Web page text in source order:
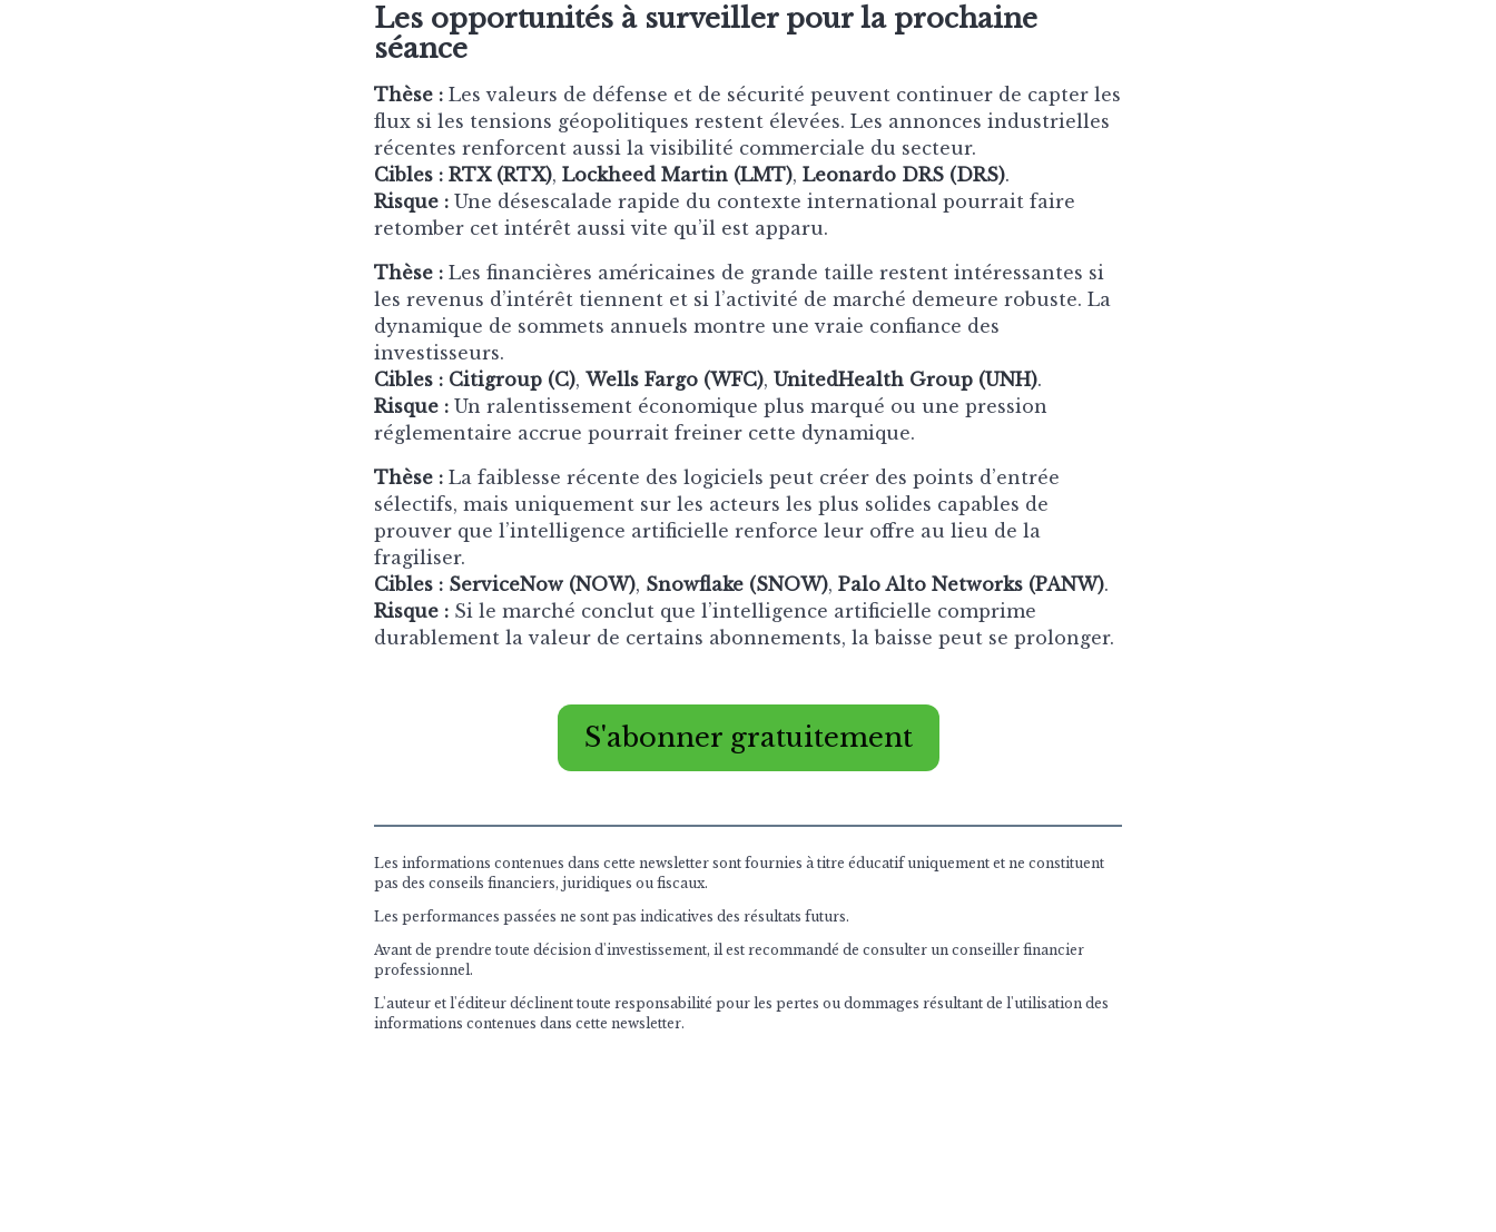
Les opportunités à surveiller pour la prochaine
séance
Thèse : Les valeurs de défense et de sécurité peuvent continuer de capter les
flux si les tensions géopolitiques restent élevées. Les annonces industrielles
récentes renforcent aussi la visibilité commerciale du secteur.
Cibles : RTX (RTX), Lockheed Martin (LMT), Leonardo DRS (DRS).
Risque : Une désescalade rapide du contexte international pourrait faire
retomber cet intérêt aussi vite qu’il est apparu.
Thèse : Les financières américaines de grande taille restent intéressantes si
les revenus d’intérêt tiennent et si l’activité de marché demeure robuste. La
dynamique de sommets annuels montre une vraie confiance des
investisseurs.
Cibles : Citigroup (C), Wells Fargo (WFC), UnitedHealth Group (UNH).
Risque : Un ralentissement économique plus marqué ou une pression
réglementaire accrue pourrait freiner cette dynamique.
Thèse : La faiblesse récente des logiciels peut créer des points d’entrée
sélectifs, mais uniquement sur les acteurs les plus solides capables de
prouver que l’intelligence artificielle renforce leur offre au lieu de la
fragiliser.
Cibles : ServiceNow (NOW), Snowflake (SNOW), Palo Alto Networks (PANW).
Risque : Si le marché conclut que l’intelligence artificielle comprime
durablement la valeur de certains abonnements, la baisse peut se prolonger.
S'abonner gratuitement
Les informations contenues dans cette newsletter sont fournies à titre éducatif uniquement et ne constituent
pas des conseils financiers, juridiques ou fiscaux.
Les performances passées ne sont pas indicatives des résultats futurs.
Avant de prendre toute décision d'investissement, il est recommandé de consulter un conseiller financier
professionnel.
L'auteur et l'éditeur déclinent toute responsabilité pour les pertes ou dommages résultant de l'utilisation des
informations contenues dans cette newsletter.